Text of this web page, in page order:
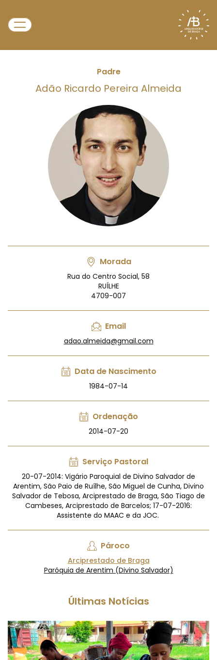
Padre
Adão Ricardo Pereira Almeida
Morada
Rua do Centro Social, 58
RUÍLHE
4709-007
Email
adao.almeida@gmail.com
Data de Nascimento
1984-07-14
Ordenação
2014-07-20
Serviço Pastoral
20-07-2014: Vigário Paroquial de Divino Salvador de
Arentim, São Paio de Ruílhe, São Miguel de Cunha, Divino
Salvador de Tebosa, Arciprestado de Braga, São Tiago de
Cambeses, Arciprestado de Barcelos; 17-07-2016:
Assistente do MAAC e da JOC.
Pároco
Arciprestado de Braga
Paróquia de Arentim (Divino Salvador)
Últimas Notícias